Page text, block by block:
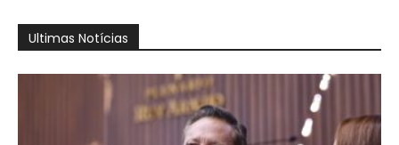
Ultimas Notícias